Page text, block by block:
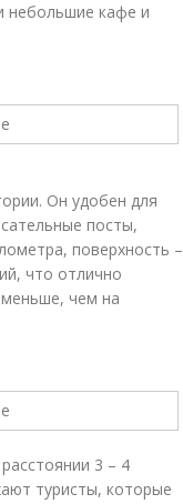
небольшие кафе и
Он удобен для
посты,
поверхность –
что отлично
чем на
3 – 4
туристы, которые